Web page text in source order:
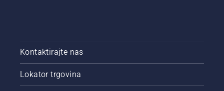
pritiskom
gumba
na
baterijskom
Kontaktirajte nas
Lokator trgovina